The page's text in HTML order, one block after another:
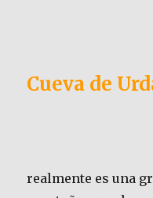
Cueva de
realmente es una